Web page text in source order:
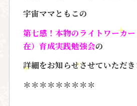
宇宙ママともこの
第七感！本物のライトワーカ
在）育成実践勉強会の
詳細をお知らせさせていただき
＊＊＊＊＊＊＊＊＊